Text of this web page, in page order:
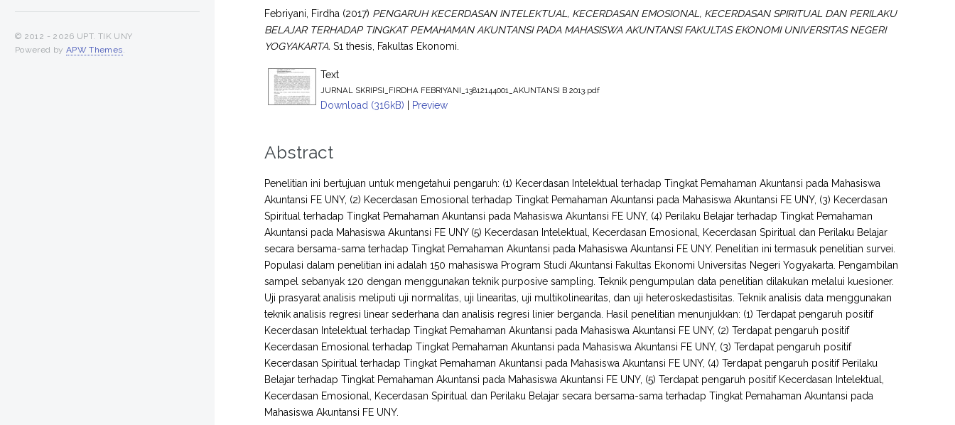
Febriyani, Firdha (2017) PENGARUH KECERDASAN INTELEKTUAL, KECERDASAN EMOSIONAL, KECERDASAN SPIRITUAL DAN PERILAKU
BELAJAR TERHADAP TINGKAT PEMAHAMAN AKUNTANSI PADA MAHASISWA AKUNTANSI FAKULTAS EKONOMI UNIVERSITAS NEGERI
YOGYAKARTA. S1 thesis, Fakultas Ekonomi.
Text
JURNAL SKRIPSI_FIRDHA FEBRIYANI_13812144001_AKUNTANSI B 2013.pdf
Download (316kB) | Preview
Abstract
Penelitian ini bertujuan untuk mengetahui pengaruh: (1) Kecerdasan Intelektual terhadap Tingkat Pemahaman Akuntansi pada Mahasiswa
Akuntansi FE UNY, (2) Kecerdasan Emosional terhadap Tingkat Pemahaman Akuntansi pada Mahasiswa Akuntansi FE UNY, (3) Kecerdasan
Spiritual terhadap Tingkat Pemahaman Akuntansi pada Mahasiswa Akuntansi FE UNY, (4) Perilaku Belajar terhadap Tingkat Pemahaman
Akuntansi pada Mahasiswa Akuntansi FE UNY (5) Kecerdasan Intelektual, Kecerdasan Emosional, Kecerdasan Spiritual dan Perilaku Belajar
secara bersama-sama terhadap Tingkat Pemahaman Akuntansi pada Mahasiswa Akuntansi FE UNY. Penelitian ini termasuk penelitian survei.
Populasi dalam penelitian ini adalah 150 mahasiswa Program Studi Akuntansi Fakultas Ekonomi Universitas Negeri Yogyakarta. Pengambilan
sampel sebanyak 120 dengan menggunakan teknik purposive sampling. Teknik pengumpulan data penelitian dilakukan melalui kuesioner.
Uji prasyarat analisis meliputi uji normalitas, uji linearitas, uji multikolinearitas, dan uji heteroskedastisitas. Teknik analisis data menggunakan
teknik analisis regresi linear sederhana dan analisis regresi linier berganda. Hasil penelitian menunjukkan: (1) Terdapat pengaruh positif
Kecerdasan Intelektual terhadap Tingkat Pemahaman Akuntansi pada Mahasiswa Akuntansi FE UNY, (2) Terdapat pengaruh positif
Kecerdasan Emosional terhadap Tingkat Pemahaman Akuntansi pada Mahasiswa Akuntansi FE UNY, (3) Terdapat pengaruh positif
Kecerdasan Spiritual terhadap Tingkat Pemahaman Akuntansi pada Mahasiswa Akuntansi FE UNY, (4) Terdapat pengaruh positif Perilaku
Belajar terhadap Tingkat Pemahaman Akuntansi pada Mahasiswa Akuntansi FE UNY, (5) Terdapat pengaruh positif Kecerdasan Intelektual,
Kecerdasan Emosional, Kecerdasan Spiritual dan Perilaku Belajar secara bersama-sama terhadap Tingkat Pemahaman Akuntansi pada
Mahasiswa Akuntansi FE UNY.
© 2012 - 2026 UPT. TIK UNY
Powered by APW Themes